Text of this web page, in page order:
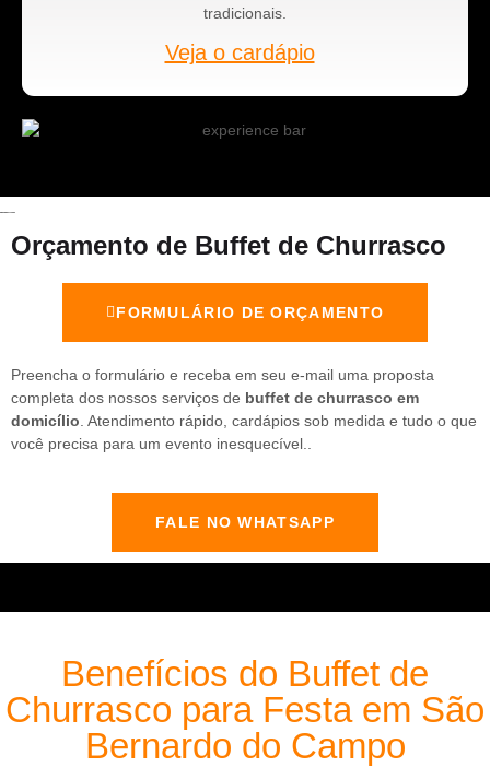
tradicionais.
Veja o cardápio
Orçamento de Buffet de Churrasco
FORMULÁRIO DE ORÇAMENTO
Preencha o formulário e receba em seu e-mail uma proposta
completa dos nossos serviços de buffet de churrasco em
domicílio . Atendimento rápido, cardápios sob medida e tudo o que
você precisa para um evento inesquecível..
FALE NO WHATSAPP
Benefícios do Buffet de
Churrasco para Festa em São
Bernardo do Campo